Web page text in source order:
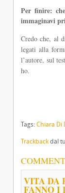
Per finire:
immaginavi
Credo che, al
legati alla
l’autore, sul
ho.
Tags: Chiara Di
Trackbackdal
VITA DA
FANNO I